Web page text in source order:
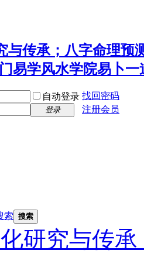
自动登录 找回密码
登录
注册会员
索 搜索
研究与传